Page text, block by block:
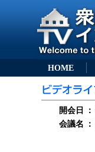
HOME
開会日 ：
会議名
：